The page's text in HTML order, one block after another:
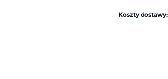
Koszty dostawy: